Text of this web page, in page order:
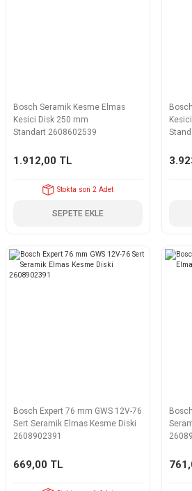
Bosch Seramik Kesme Elmas
Kesici Disk 250 mm
Standart 2608602539
1.912,00 TL
Stokta son 2 Adet
SEPETE EKLE
Bosch Expert 76 mm GWS 12V-76
Sert Seramik Elmas Kesme Diski
2608902391
669,00 TL